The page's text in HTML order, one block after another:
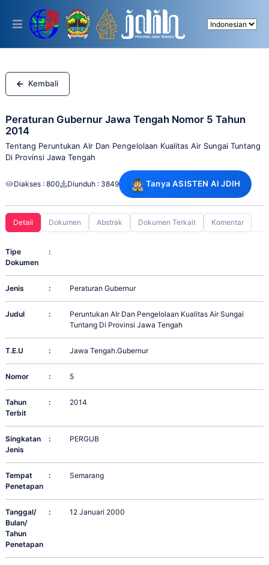
This
includes
accessibility
system.
Kembali
Peraturan Gubernur Jawa Tengah Nomor 5 Tahun
2014
Tentang Peruntukan AIr Dan Pengelolaan Kualitas Air Sungai Tuntang
Di Provinsi Jawa Tengah
Diakses : 800 Diunduh : 3849 Tanya ASISTEN AI JDIH
Detail Dokumen Abstrak Dokumen Terkait Komentar
Tipe
Dokumen
:
Jenis : Peraturan Gubernur
Judul :
Peruntukan AIr Dan Pengelolaan Kualitas Air Sungai
Tuntang Di Provinsi Jawa Tengah
T.E.U : Jawa Tengah.Gubernur
Nomor : 5
Tahun
Terbit
: 2014
Singkatan
Jenis
: PERGUB
Tempat
Penetapan
: Semarang
Tanggal/
Bulan/
Tahun
Penetapan
: 12 Januari 2000